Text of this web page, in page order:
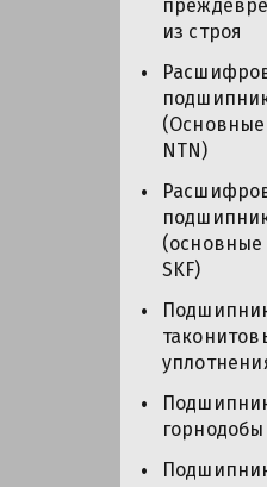
из строя
(Основные
NTN)
(основные
SKF)